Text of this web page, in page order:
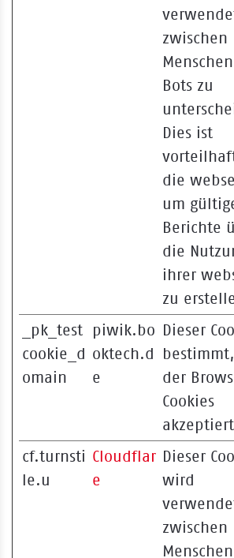
zwischen
Bots zu
Dies ist
die
um
Berichte
die
ihrer
zu
_pk_test
cookie_d
omain
piwik.bo
oktech.d
e
Dieser
der
Cookies
cf.turnsti
le.u
Cloudflar
e
Dieser
wird
zwischen